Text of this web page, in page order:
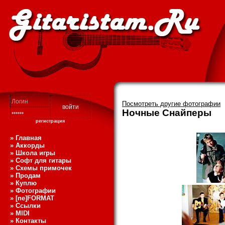
регистрация
Посмотреть другие фотографии
Ночные Снайперы
» Главная
» Аккорды
» Школа игры
» Софт для гитары
» Схемы примочек
» Продам
» Куплю
» Фотографии
» [ne]FORMAT
» Ссылки
» MIDI
» Контакты